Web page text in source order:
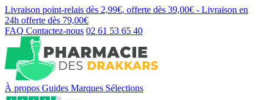
Livraison point-relais dès 2,99€, offerte dès 39,00€ - Livraison en
24h offerte dès 79,00€
FAQ Contactez-nous 02 61 53 65 40
À propos Guides Marques Sélections